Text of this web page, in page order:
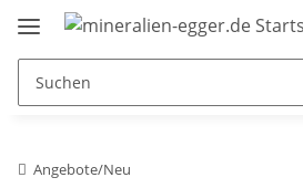
Angebote/Neu